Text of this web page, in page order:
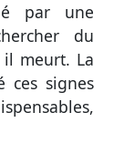
par une
du
meurt. La
ces signes